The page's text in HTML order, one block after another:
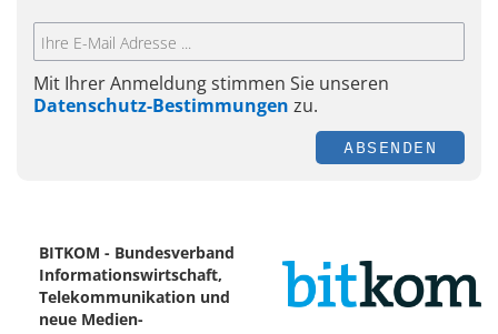
Mit Ihrer Anmeldung stimmen Sie unseren
Datenschutz-Bestimmungen zu.
ABSENDEN
BITKOM - Bundesverband
Informationswirtschaft,
Telekommunikation und
neue Medien-